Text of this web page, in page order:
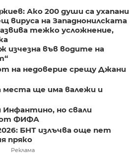
Ако 200 души са ухапани
вируса на Западнонилската
тежко усложнение,
изчезна във водите на
на недоверие срещу Джани
места ще има валежи и
Инфантино, но свали
от ФИФА
БНТ излъчва още пет
пряко
Реклама